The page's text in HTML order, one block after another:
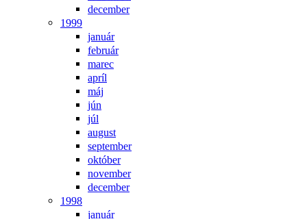
december
1999
január
február
marec
apríl
máj
jún
júl
august
september
október
november
december
1998
január